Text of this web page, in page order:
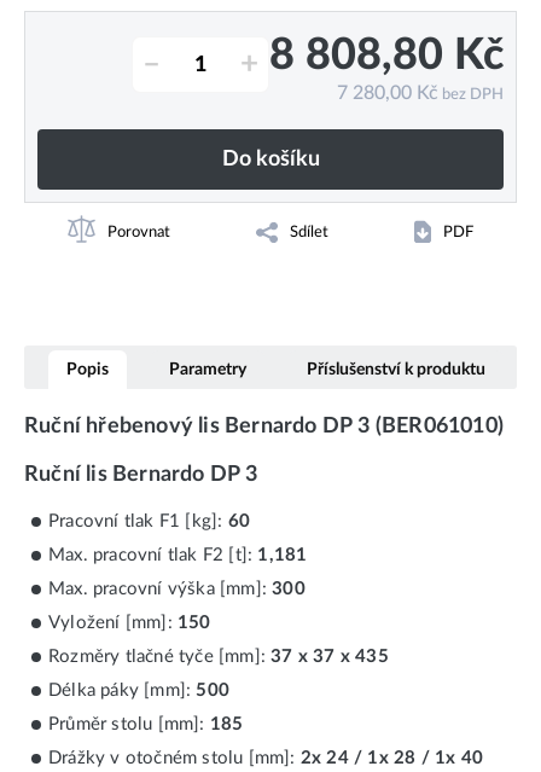
– + 8 808,80 Kč
7 280,00 Kč bez DPH
Do košíku
Porovnat Sdílet PDF
Popis Parametry Příslušenství k produktu
Ruční hřebenový lis Bernardo DP 3 (BER061010)
Ruční lis Bernardo DP 3
Pracovní tlak F1 [kg]: 60
Max. pracovní tlak F2 [t]: 1,181
Max. pracovní výška [mm]:300
Vyložení [mm]: 150
Rozměry tlačné tyče [mm]:37 x 37 x 435
Délka páky [mm]:500
Průměr stolu [mm]: 185
Drážky v otočném stolu [mm]: 2x 24 / 1x 28 / 1x 40